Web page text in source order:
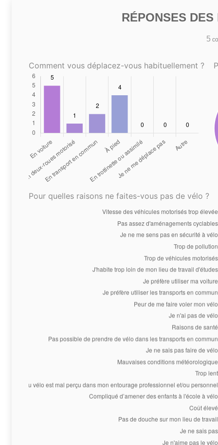
RÉPONSES
5
Comment vous déplacez-vous habituellement ?
Pour quelles raisons ne faites-vous pas de vélo ?